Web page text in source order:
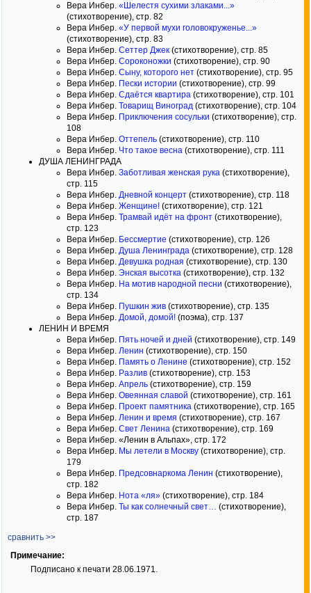
Вера Инбер. «Шелестя сухими злаками...»
(стихотворение), стр. 82
Вера Инбер. «У первой мухи головокруженье...»
(стихотворение), стр. 83
Вера Инбер. Сеттер Джек (стихотворение), стр. 85
Вера Инбер. Сороконожки (стихотворение), стр. 90
Вера Инбер. Сыну, которого нет (стихотворение), стр. 95
Вера Инбер. Пески истории (стихотворение), стр. 99
Вера Инбер. Сдаётся квартира (стихотворение), стр. 101
Вера Инбер. Товарищ Виноград (стихотворение), стр. 104
Вера Инбер. Приключения сосульки (стихотворение), стр.
108
Вера Инбер. Оттепель (стихотворение), стр. 110
Вера Инбер. Что такое весна (стихотворение), стр. 111
ДУША ЛЕНИНГРАДА
Вера Инбер. Заботливая женская рука (стихотворение),
стр. 115
Вера Инбер. Дневной концерт (стихотворение), стр. 118
Вера Инбер. Женщине! (стихотворение), стр. 121
Вера Инбер. Трамвай идёт на фронт (стихотворение),
стр. 123
Вера Инбер. Бессмертие (стихотворение), стр. 126
Вера Инбер. Душа Ленинграда (стихотворение), стр. 128
Вера Инбер. Девушка родная (стихотворение), стр. 130
Вера Инбер. Энская высотка (стихотворение), стр. 132
Вера Инбер. На мотив народной песни (стихотворение),
стр. 134
Вера Инбер. Пушкин жив (стихотворение), стр. 135
Вера Инбер. Домой, домой! (поэма), стр. 137
ЛЕНИН И ВРЕМЯ
Вера Инбер. Пять ночей и дней (стихотворение), стр. 149
Вера Инбер. Ленин (стихотворение), стр. 150
Вера Инбер. Память о Ленине (стихотворение), стр. 152
Вера Инбер. Разлив (стихотворение), стр. 153
Вера Инбер. Апрель (стихотворение), стр. 159
Вера Инбер. Овеянная славой (стихотворение), стр. 161
Вера Инбер. Проект памятника (стихотворение), стр. 165
Вера Инбер. Ленин и время (стихотворение), стр. 167
Вера Инбер. Свет Ленина (стихотворение), стр. 169
Вера Инбер. «Ленин в Альпах», стр. 172
Вера Инбер. Мы летели в Москву (стихотворение), стр.
179
Вера Инбер. Предсовнаркома Ленин (стихотворение),
стр. 182
Вера Инбер. Нота «ля» (стихотворение), стр. 184
Вера Инбер. Ты как солнечный свет… (стихотворение),
стр. 187
сравнить >>
Примечание:
Подписано к печати 28.06.1971.